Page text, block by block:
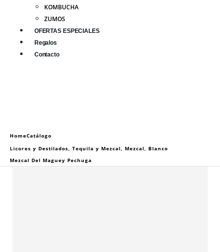
KOMBUCHA
ZUMOS
OFERTAS ESPECIALES
Regalos
Contacto
HomeCatálogo
Licores y Destilados, Tequila y Mezcal, Mezcal, Blanco
Mezcal Del Maguey Pechuga